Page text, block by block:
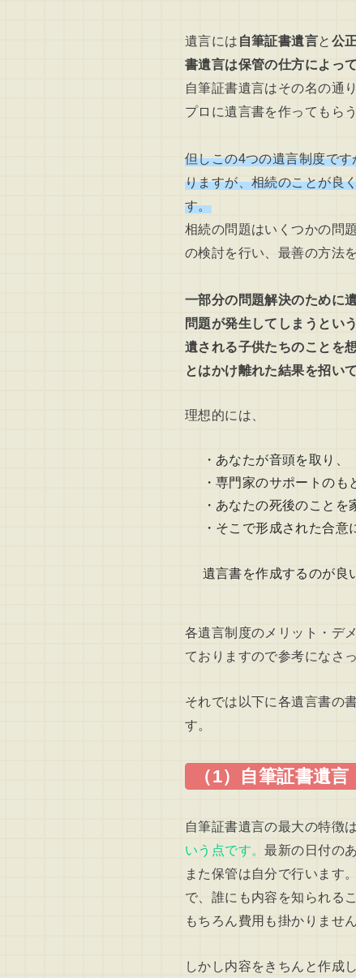
遺言には 自筆証書遺言と 公
書遺言は保管の仕方によっ
自筆証書遺言はその名の通
プロに遺言書を作ってもら
但しこの4つの遺言制度で
りますが、相続のことが良
す。
相続の問題はいくつかの問
の検討を行い、最善の方法
一部分の問題解決のために
問題が発生してしまうとい
遺される子供たちのことを
とはかけ離れた結果を招い
理想的には、
・あなたが音頭を取り、
・専門家のサポートのも
・あなたの死後のことを
・そこで形成された合意
遺言書を作成するのが良
各遺言制度のメリット・デ
ておりますので参考になさ
それでは以下に各遺言書の
す。
（1）自筆証書遺
自筆証書遺言の最大の特徴は
いう点です。最新の日付の
また保管は自分で行います
で、誰にも内容を知られる
もちろん費用も掛かりませ
しかし内容をきちんと作成